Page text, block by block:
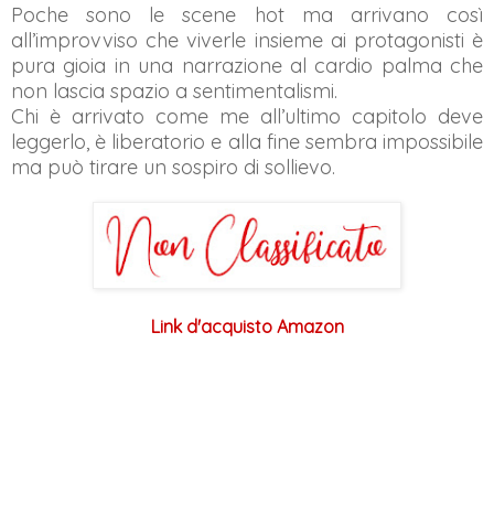
Poche sono le scene hot ma arrivano così
all’improvviso che viverle insieme ai protagonisti è
pura gioia in una narrazione al cardio palma che
non lascia spazio a sentimentalismi.
Chi è arrivato come me all’ultimo capitolo deve
leggerlo, è liberatorio e alla fine sembra impossibile
ma può tirare un sospiro di sollievo.
Link d'acquisto Amazon